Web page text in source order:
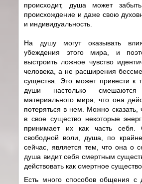
происходит, душа может
происхождение и даже свою
и индивидуальность.
На душу могут оказывать
убеждения этого мира, и
выстроить ложное чувство
человека, а не расширения
существа. Это может привести к
души настолько
материального мира, что она
потеряться в нем. Можно сказать,
в свое существо некоторые
принимает их как часть себя.
свободной воли, душа, по
сейчас, является тем, что она о
душа видит себя смертным
действовать как смертное существо.
Есть много способов общения с